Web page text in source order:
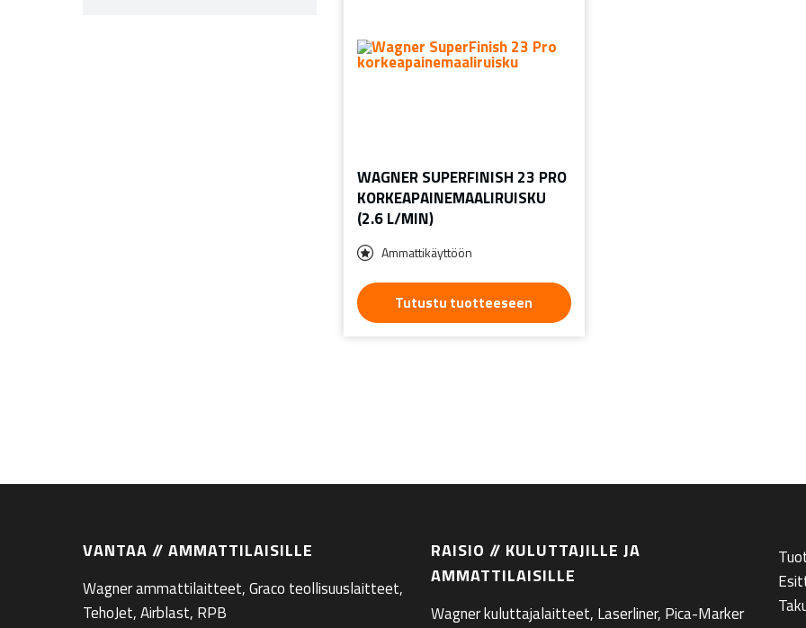
WAGNER SUPERFINISH 23 PRO
KORKEAPAINEMAALIRUISKU
(2.6 L/MIN)
Ammattikäyttöön
Tutustu tuotteeseen
VANTAA // AMMATTILAISILLE
Wagner ammattilaitteet, Graco teollisuuslaitteet,
TehoJet, Airblast, RPB
RAISIO // KULUTTAJILLE JA
AMMATTILAISILLE
Wagner kuluttajalaitteet, Laserliner, Pica-Marker